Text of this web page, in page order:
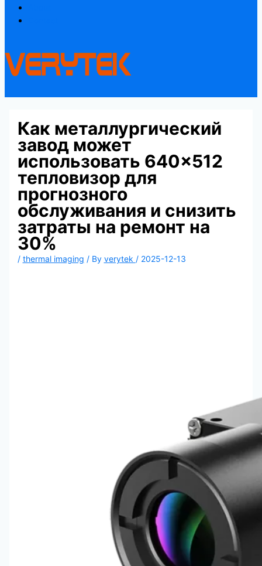
Как металлургический
завод может
использовать 640×512
тепловизор для
прогнозного
обслуживания и снизить
затраты на ремонт на
30%
/ thermal imaging / By verytek / 2025-12-13